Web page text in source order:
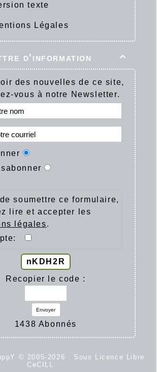
texte
Légales

d'information
des nouvelles de ce site,
vous à notre Newsletter.
soumettre ce formulaire,
lire et accepter les
légales.
nKDH2R
Recopier le code :
Envoyer
1438 Abonnés
© 2005-2026
Sous Licence Libre
CeCILL